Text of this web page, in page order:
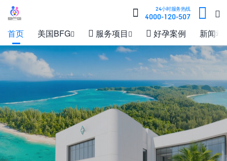

24小时服务热线
4000-120-507 

首页 美国BFG  服务项目   好孕案例 新闻动